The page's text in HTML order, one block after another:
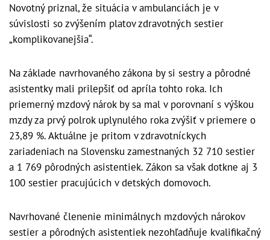
Novotný priznal, že situácia v ambulanciách je v
súvislosti so zvýšením platov zdravotných sestier
„komplikovanejšia“.
Na základe navrhovaného zákona by si sestry a pôrodné
asistentky mali prilepšiť od apríla tohto roka. Ich
priemerný mzdový nárok by sa mal v porovnaní s výškou
mzdy za prvý polrok uplynulého roka zvýšiť v priemere o
23,89 %. Aktuálne je pritom v zdravotníckych
zariadeniach na Slovensku zamestnaných 32 710 sestier
a 1 769 pôrodných asistentiek. Zákon sa však dotkne aj 3
100 sestier pracujúcich v detských domovoch.
Navrhované členenie minimálnych mzdových nárokov
sestier a pôrodných asistentiek nezohľadňuje kvalifikačný